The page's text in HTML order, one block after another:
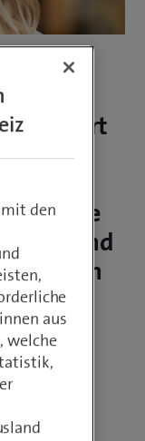
feiert
und
werden
als
Neue
den
aus
welche